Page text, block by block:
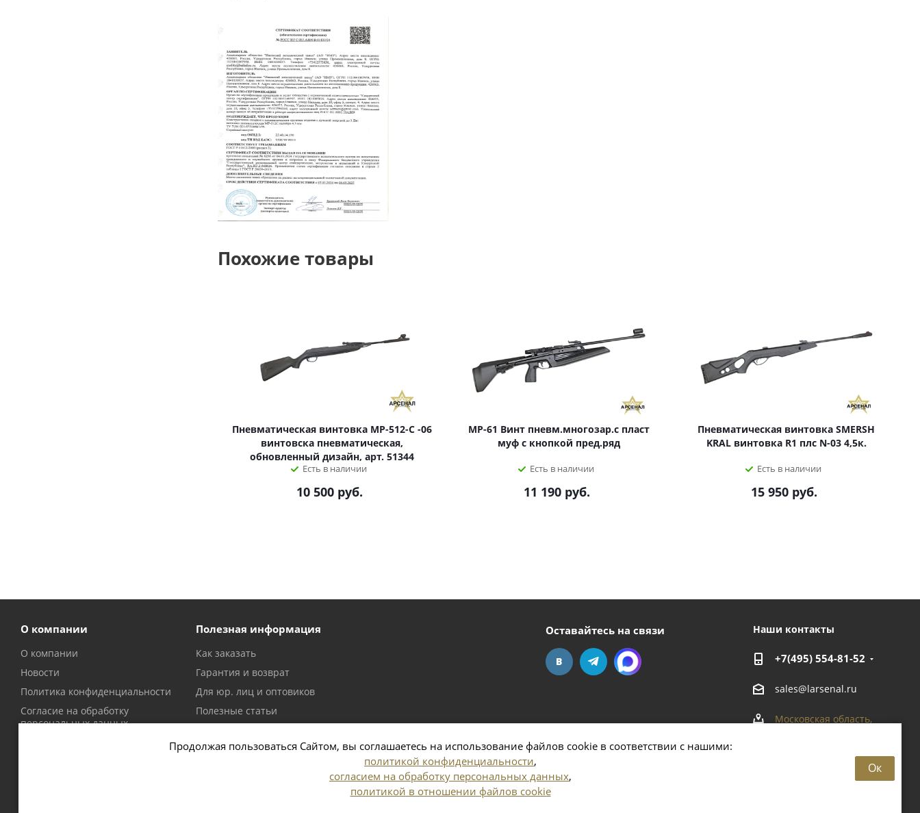
Продолжая пользоваться Сайтом, вы соглашаетесь на использование файлов cookie в соответствии с нашими:
политикой конфиденциальности,
согласием на обработку персональных данных,
политикой в отношении файлов cookie
Ок
Похожие товары
Пневматическая винтовка МР-512-С -06
винтовска пневматическая,
обновленный дизайн, арт. 51344
Есть в наличии
10 500руб.
МР-61 Винт пневм.многозар.с пласт
муф с кнопкой пред.ряд
Есть в наличии
11 190руб.
Пневматическая винтовка SMERSH
KRAL винтовка R1 плс N-03 4,5к.
Есть в наличии
15 950руб.
О компании
О компании
Новости
Политика конфиденциальности
Согласие на обработку
персональных данных
Полезная информация
Как заказать
Гарантия и возврат
Для юр. лиц и оптовиков
Полезные статьи
Оставайтесь на связи Наши контакты
+7(495) 554-81-52
sales@larsenal.ru
Московская область,